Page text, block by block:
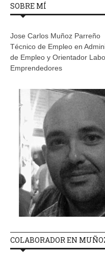
SOBRE MÍ
Jose Carlos Muñoz Parreño
Técnico de Empleo en
de Empleo y Orientador
Emprendedores
COLABORADOR EN